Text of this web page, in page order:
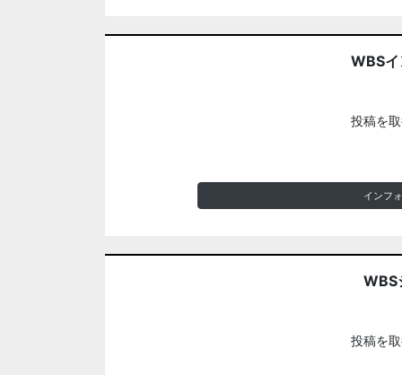
WBS
投稿を
インフ
WBS
投稿を